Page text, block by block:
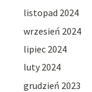
listopad 2024
wrzesień 2024
lipiec 2024
luty 2024
grudzień 2023